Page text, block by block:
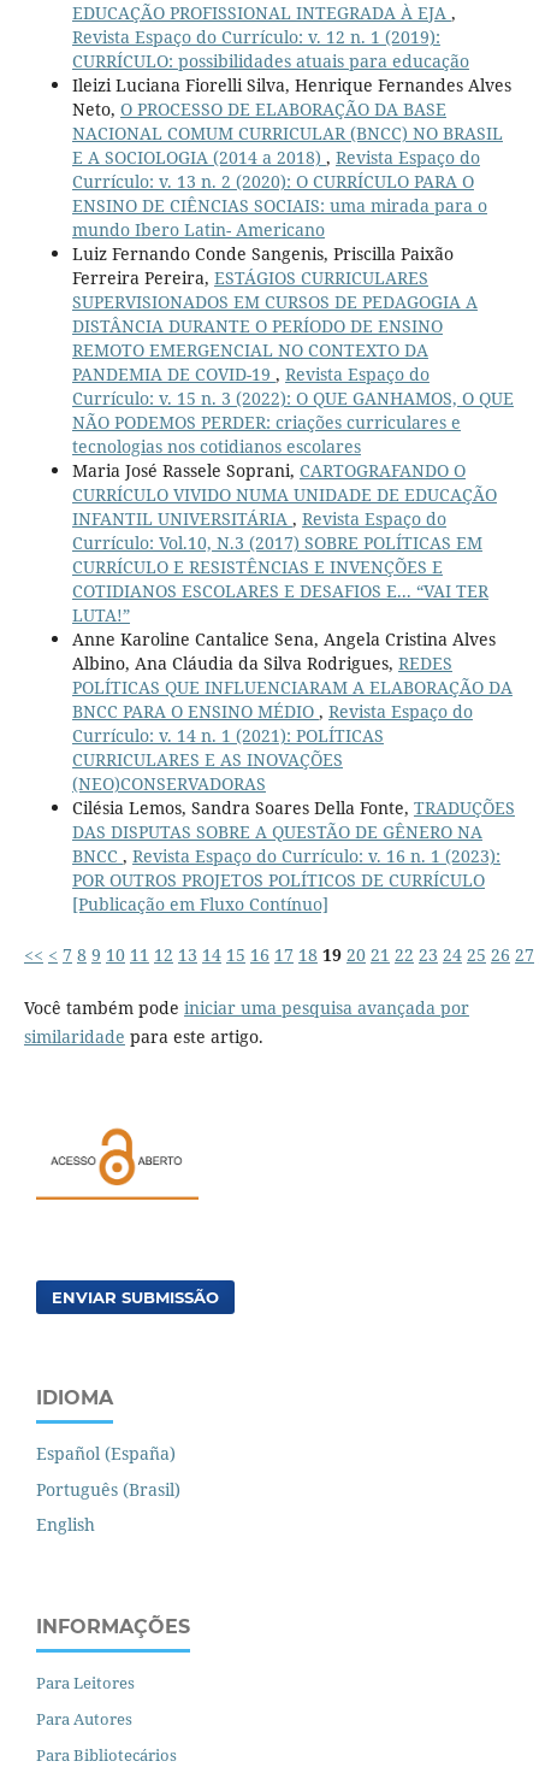
EDUCAÇÃO PROFISSIONAL INTEGRADA À EJA ,
Revista Espaço do Currículo: v. 12 n. 1 (2019):
CURRÍCULO: possibilidades atuais para educação
Ileizi Luciana Fiorelli Silva, Henrique Fernandes Alves
Neto, O PROCESSO DE ELABORAÇÃO DA BASE
NACIONAL COMUM CURRICULAR (BNCC) NO BRASIL
E A SOCIOLOGIA (2014 a 2018) , Revista Espaço do
Currículo: v. 13 n. 2 (2020): O CURRÍCULO PARA O
ENSINO DE CIÊNCIAS SOCIAIS: uma mirada para o
mundo Ibero Latin- Americano
Luiz Fernando Conde Sangenis, Priscilla Paixão
Ferreira Pereira, ESTÁGIOS CURRICULARES
SUPERVISIONADOS EM CURSOS DE PEDAGOGIA A
DISTÂNCIA DURANTE O PERÍODO DE ENSINO
REMOTO EMERGENCIAL NO CONTEXTO DA
PANDEMIA DE COVID-19 , Revista Espaço do
Currículo: v. 15 n. 3 (2022): O QUE GANHAMOS, O QUE
NÃO PODEMOS PERDER: criações curriculares e
tecnologias nos cotidianos escolares
Maria José Rassele Soprani, CARTOGRAFANDO O
CURRÍCULO VIVIDO NUMA UNIDADE DE EDUCAÇÃO
INFANTIL UNIVERSITÁRIA , Revista Espaço do
Currículo: Vol.10, N.3 (2017) SOBRE POLÍTICAS EM
CURRÍCULO E RESISTÊNCIAS E INVENÇÕES E
COTIDIANOS ESCOLARES E DESAFIOS E... “VAI TER
LUTA!”
Anne Karoline Cantalice Sena, Angela Cristina Alves
Albino, Ana Cláudia da Silva Rodrigues, REDES
POLÍTICAS QUE INFLUENCIARAM A ELABORAÇÃO DA
BNCC PARA O ENSINO MÉDIO , Revista Espaço do
Currículo: v. 14 n. 1 (2021): POLÍTICAS
CURRICULARES E AS INOVAÇÕES
(NEO)CONSERVADORAS
Cilésia Lemos, Sandra Soares Della Fonte, TRADUÇÕES
DAS DISPUTAS SOBRE A QUESTÃO DE GÊNERO NA
BNCC , Revista Espaço do Currículo: v. 16 n. 1 (2023):
POR OUTROS PROJETOS POLÍTICOS DE CURRÍCULO
[Publicação em Fluxo Contínuo]
<< < 7 8 9 10 11 12 13 14 15 16 17 18 19 20 21 22 23 24 25 26 27
Você também pode iniciar uma pesquisa avançada por
similaridade para este artigo.
ENVIAR SUBMISSÃO
IDIOMA
Español (España)
Português (Brasil)
English
INFORMAÇÕES
Para Leitores
Para Autores
Para Bibliotecários